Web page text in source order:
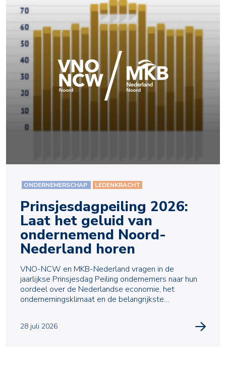
ONDERNEMERSCHAP LEDENKRACHT
Prinsjesdagpeiling 2026:
Laat het geluid van
ondernemend Noord-
Nederland horen
VNO-NCW en MKB-Nederland vragen in de
jaarlijkse Prinsjesdag Peiling ondernemers naar hun
oordeel over de Nederlandse economie, het
ondernemingsklimaat en de belangrijkste
28 juli 2026